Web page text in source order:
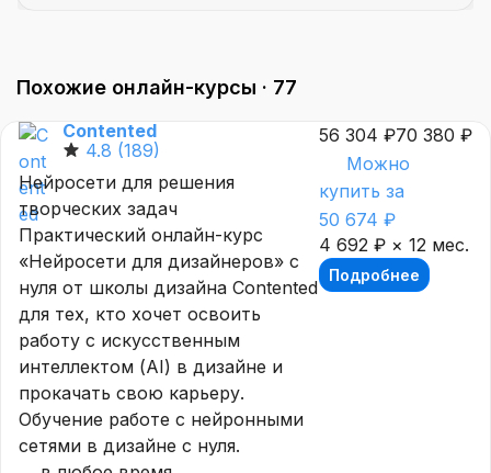
Похожие онлайн-курсы · 77
Contented
4.8 (189)
Нейросети для решения
творческих задач
Практический онлайн-курс
«Нейросети для дизайнеров» с
нуля от школы дизайна Contented
для тех, кто хочет освоить
работу с искусственным
интеллектом (AI) в дизайне и
прокачать свою карьеру.
Обучение работе с нейронными
сетями в дизайне с нуля.
56 304 ₽70 380 ₽
Можно
купить за
50 674 ₽
4 692 ₽ × 12 мес.
Подробнее